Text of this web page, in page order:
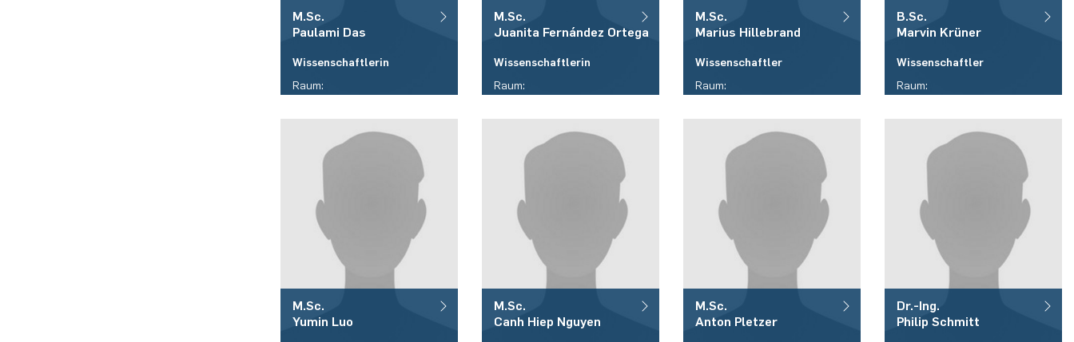
M.Sc.
Paulami Das
Wissenschaftlerin
Raum:
(+49)(0)234 / 32 - 17788
E-Mail:
M.Sc.
Juanita Fernández Ortega
Wissenschaftlerin
Raum:
(+49)(0)234 / 32 - 18503
E-Mail:
juanita.fernandezortega(at)r
ub.de
M.Sc.
Marius Hillebrand
Wissenschaftler
Raum:
(+49)(0)234 / 32 - 23158
E-Mail:
marius.hillebrand(at)rub.de
B.Sc.
Marvin Krüner
Wissenschaftler
Raum:
(+49)(0)234 / 32 - 12182
E-Mail:
marvin.kruener(at)rub.de
M.Sc.
Yumin Luo
M.Sc.
Canh Hiep Nguyen
M.Sc.
Anton Pletzer
Dr.-Ing.
Philip Schmitt